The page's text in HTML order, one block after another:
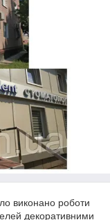
виконано роботи
декоративними